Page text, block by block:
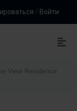
/ Войти
View Residence